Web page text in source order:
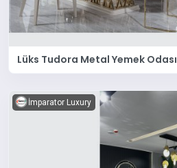
Lüks Tudora Metal Yemek Odası
İmparator Luxury